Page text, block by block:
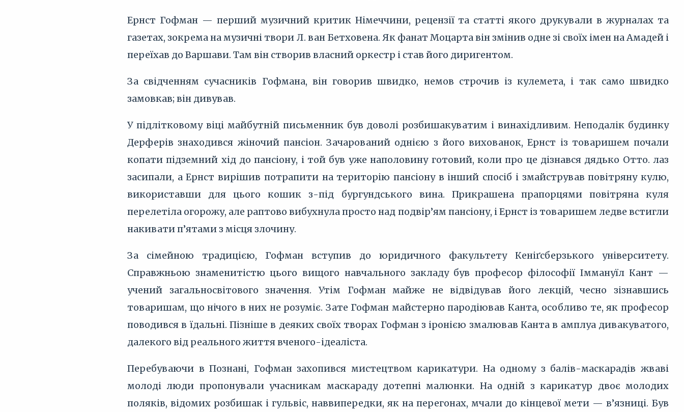
Ернст Гофман — перший музичний критик Німеччини, рецензії та статті якого друкували в журналах та
газетах, зокрема на музичні твори Л. ван Бетховена. Як фанат Моцарта він змінив одне зі своїх імен на Амадей і
переїхав до Варшави. Там він створив власний оркестр і став його диригентом.
За свідченням сучасників Гофмана, він говорив швидко, немов строчив із кулемета, і так само швидко
замовкав; він дивував.
У підлітковому віці майбутній письменник був доволі розбишакуватим і винахідливим. Неподалік будинку
Дерферів знаходився жіночий пансіон. Зачарований однією з його вихованок, Ернст із товаришем почали
копати підземний хід до пансіону, і той був уже наполовину готовий, коли про це дізнався дядько Отто. лаз
засипали, а Ернст вирішив потрапити на територію пансіону в інший спосіб і змайстрував повітряну кулю,
використавши для цього кошик з-під бургундського вина. Прикрашена прапорцями повітряна куля
перелетіла огорожу, але раптово вибухнула просто над подвір’ям пансіону, і Ернст із товаришем ледве встигли
накивати п’ятами з місця злочину.
За сімейною традицією, Гофман вступив до юридичного факультету Кеніґсберзького університету.
Справжньою знаменитістю цього вищого навчального закладу був професор філософії Іммануїл Кант —
учений загальносвітового значення. Утім Гофман майже не відвідував його лекцій, чесно зізнавшись
товаришам, що нічого в них не розуміє. Зате Гофман майстерно пародіював Канта, особливо те, як професор
поводився в їдальні. Пізніше в деяких своїх творах Гофман з іронією змалював Канта в амплуа дивакуватого,
далекого від реального життя вченого-ідеаліста.
Перебуваючи в Познані, Гофман захопився мистецтвом карикатури. На одному з балів-маскарадів жваві
молоді люди пропонували учасникам маскараду дотепні малюнки. На одній з карикатур двоє молодих
поляків, відомих розбишак і гульвіс, наввипередки, як на перегонах, мчали до кінцевої мети — в’язниці. Був